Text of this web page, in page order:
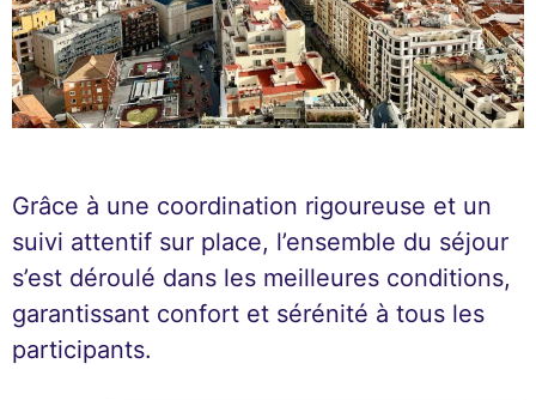
Grâce à une coordination rigoureuse et un
suivi attentif sur place, l’ensemble du séjour
s’est déroulé dans les meilleures conditions,
garantissant confort et sérénité à tous les
participants.